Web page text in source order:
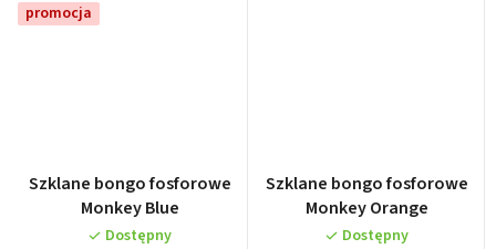
promocja
Szklane bongo fosforowe
Monkey Blue
Dostępny
Szklane bongo fosforowe
Monkey Orange
Dostępny